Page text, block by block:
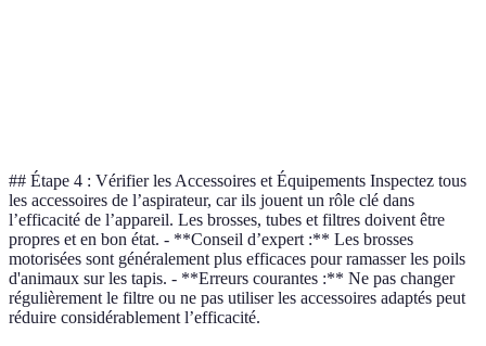
## Étape 4 : Vérifier les Accessoires et Équipements Inspectez tous
les accessoires de l’aspirateur, car ils jouent un rôle clé dans
l’efficacité de l’appareil. Les brosses, tubes et filtres doivent être
propres et en bon état. - **Conseil d’expert :** Les brosses
motorisées sont généralement plus efficaces pour ramasser les poils
d'animaux sur les tapis. - **Erreurs courantes :** Ne pas changer
régulièrement le filtre ou ne pas utiliser les accessoires adaptés peut
réduire considérablement l’efficacité.